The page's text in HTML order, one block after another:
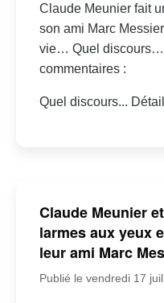
Claude Meunier fait
son ami Marc
vie… Quel discours…
commentaires :
Quel discours...
Claude Meunier
larmes aux yeux
leur ami Marc
Publié le vendredi 17